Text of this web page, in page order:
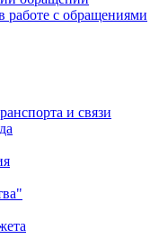
работе с обращениями
и связи